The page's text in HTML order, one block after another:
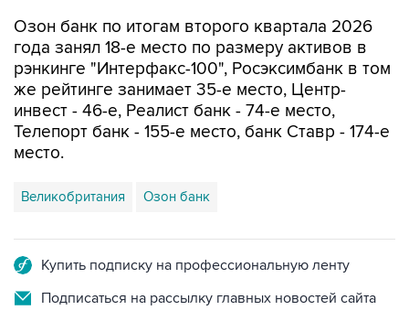
Озон банк по итогам второго квартала 2026
года занял 18-е место по размеру активов в
рэнкинге "Интерфакс-100", Росэксимбанк в том
же рейтинге занимает 35-е место, Центр-
инвест - 46-е, Реалист банк - 74-е место,
Телепорт банк - 155-е место, банк Ставр - 174-е
место.
Великобритания Озон банк
Купить подписку на профессиональную ленту
Подписаться на рассылку главных новостей сайта